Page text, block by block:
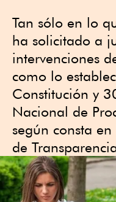
Tan sólo en lo
ha solicitado a
intervenciones
como lo
Constitución y
Nacional de
según consta
de